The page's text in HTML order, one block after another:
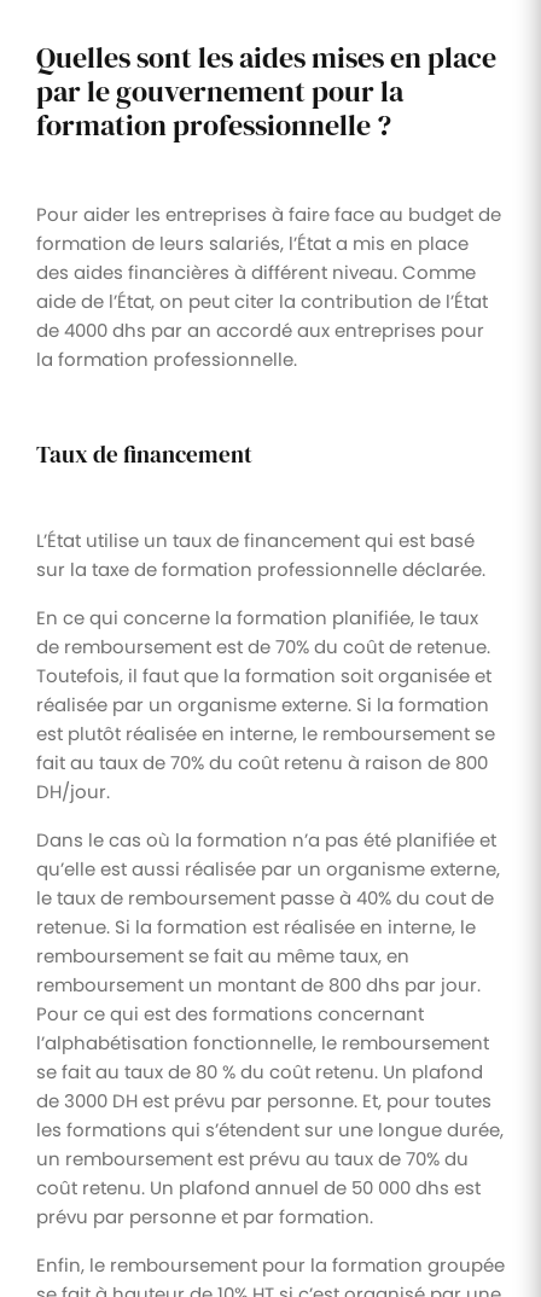
Quelles sont les aides mises en place
par le gouvernement pour la
formation professionnelle ?
Pour aider les entreprises à faire face au budget de
formation de leurs salariés, l’État a mis en place
des aides financières à différent niveau. Comme
aide de l’État, on peut citer la contribution de l’État
de 4000 dhs par an accordé aux entreprises pour
la formation professionnelle.
Taux de financement
L’État utilise un taux de financement qui est basé
sur la taxe de formation professionnelle déclarée.
En ce qui concerne la formation planifiée, le taux
de remboursement est de 70% du coût de retenue.
Toutefois, il faut que la formation soit organisée et
réalisée par un organisme externe. Si la formation
est plutôt réalisée en interne, le remboursement se
fait au taux de 70% du coût retenu à raison de 800
DH/jour.
Dans le cas où la formation n’a pas été planifiée et
qu’elle est aussi réalisée par un organisme externe,
le taux de remboursement passe à 40% du cout de
retenue. Si la formation est réalisée en interne, le
remboursement se fait au même taux, en
remboursement un montant de 800 dhs par jour.
Pour ce qui est des formations concernant
l’alphabétisation fonctionnelle, le remboursement
se fait au taux de 80 % du coût retenu. Un plafond
de 3000 DH est prévu par personne. Et, pour toutes
les formations qui s’étendent sur une longue durée,
un remboursement est prévu au taux de 70% du
coût retenu. Un plafond annuel de 50 000 dhs est
prévu par personne et par formation.
Enfin, le remboursement pour la formation groupée